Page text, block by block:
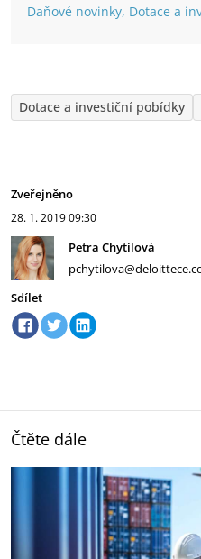
Daňové novinky, Dotace a
Dotace a investiční pobídky
Zveřejněno
28. 1. 201909:30
Petra Chytilová
Sdílet
Čtěte dále